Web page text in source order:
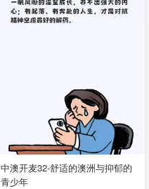
中澳开麦32-舒适的澳洲与抑郁的
青少年